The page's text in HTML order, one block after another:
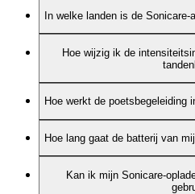
In welke landen is de Sonicare-
Hoe wijzig ik de
Hoe werkt de poetsbegeleiding
Hoe lang gaat de batterij van
Kan ik mijn Sonicare-